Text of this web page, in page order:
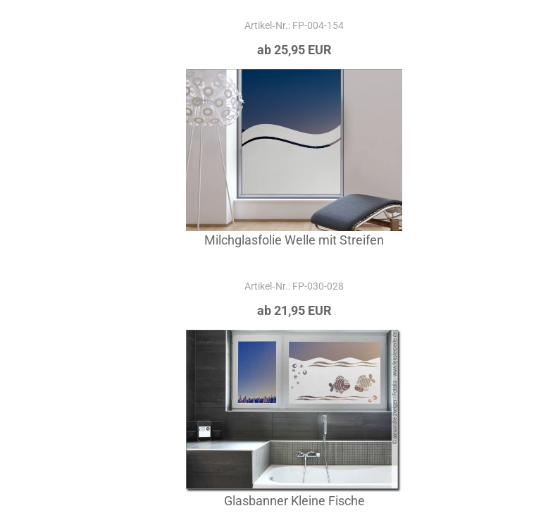
Artikel‑Nr.: FP-004-154
ab 25,95 EUR
Milchglasfolie Welle mit Streifen
Artikel‑Nr.: FP-030-028
ab 21,95 EUR
Glasbanner Kleine Fische